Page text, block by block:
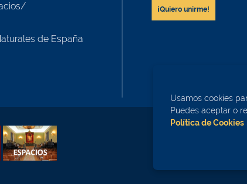
de España
¡Quiero unirme!
Usamos cookies
Puedes aceptar o
Política de Cookies